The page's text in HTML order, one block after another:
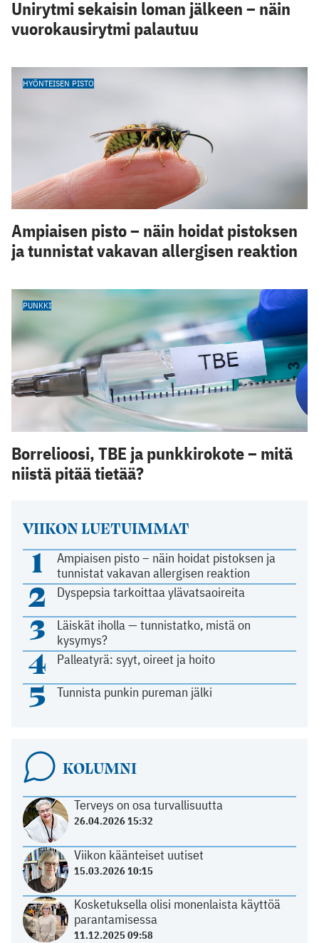
VIIKON LUETUIMMAT
1
Ampiaisen pisto – näin hoidat pistoksen ja
tunnistat vakavan allergisen reaktion
2 Dyspepsia tarkoittaa ylävatsaoireita
3
Läiskät iholla — tunnistatko, mistä on
kysymys?
4 Palleatyrä: syyt, oireet ja hoito
5 Tunnista punkin pureman jälki
KOLUMNI
Terveys on osa turvallisuutta
26.04.2026 15:32
Viikon käänteiset uutiset
15.03.2026 10:15
Kosketuksella olisi monenlaista käyttöä
parantamisessa
11.12.2025 09:58
Unirytmi sekaisin loman jälkeen – näin
vuorokausirytmi palautuu
HYÖNTEISEN PISTO
Ampiaisen pisto – näin hoidat pistoksen
ja tunnistat vakavan allergisen reaktion
PUNKKI
Borrelioosi, TBE ja punkkirokote – mitä
niistä pitää tietää?